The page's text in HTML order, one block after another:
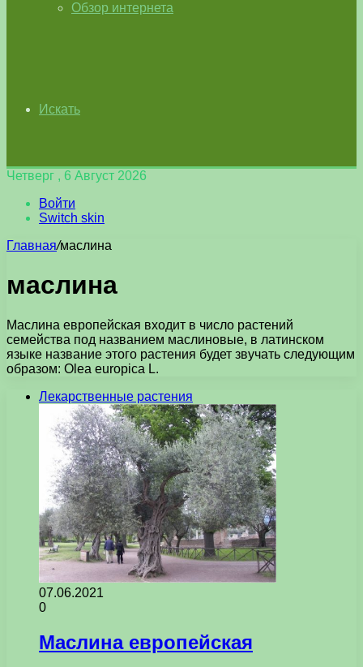
Обзор интернета
Искать
Четверг , 6 Август 2026
Войти
Switch skin
Главная/маслина
маслина
Маслина европейская входит в число растений
семейства под названием маслиновые, в латинском
языке название этого растения будет звучать следующим
образом: Olea europica L.
Лекарственные растения
07.06.2021
0
Маслина европейская